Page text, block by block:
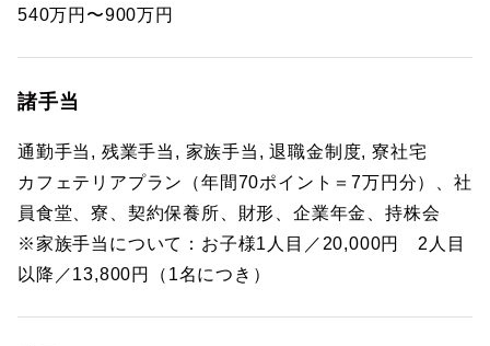
540万円〜900万円
諸手当
通勤手当, 残業手当, 家族手当, 退職金制度, 寮社宅
カフェテリアプラン（年間70ポイント＝7万円分）、社
員食堂、寮、契約保養所、財形、企業年金、持株会
※家族手当について：お子様1人目／20,000円 2人目
以降／13,800円（1名につき）